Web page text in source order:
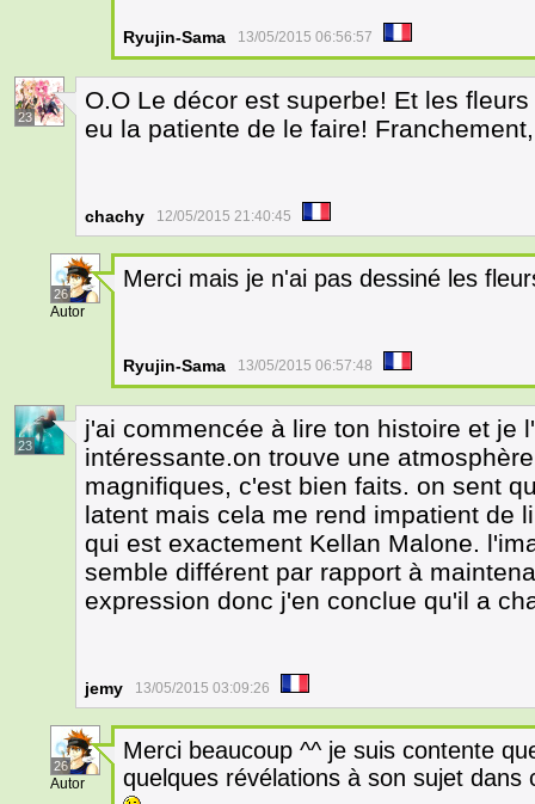
Ryujin-Sama 13/05/2015 06:56:57
23
O.O Le décor est superbe! Et les
eu la patiente de le faire!
chachy 12/05/2015 21:40:45
26
Autor
Merci mais je n'ai pas dessiné les
Ryujin-Sama 13/05/2015 06:57:48
23
j'ai commencée à lire ton histoire et je
intéressante.on trouve une
magnifiques, c'est bien faits. on sent
latent mais cela me rend impatient de
qui est exactement Kellan Malone.
semble différent par rapport à
expression donc j'en conclue qu'il a
jemy 13/05/2015 03:09:26
26
Autor
Merci beaucoup ^^ je suis contente
quelques révélations à son sujet